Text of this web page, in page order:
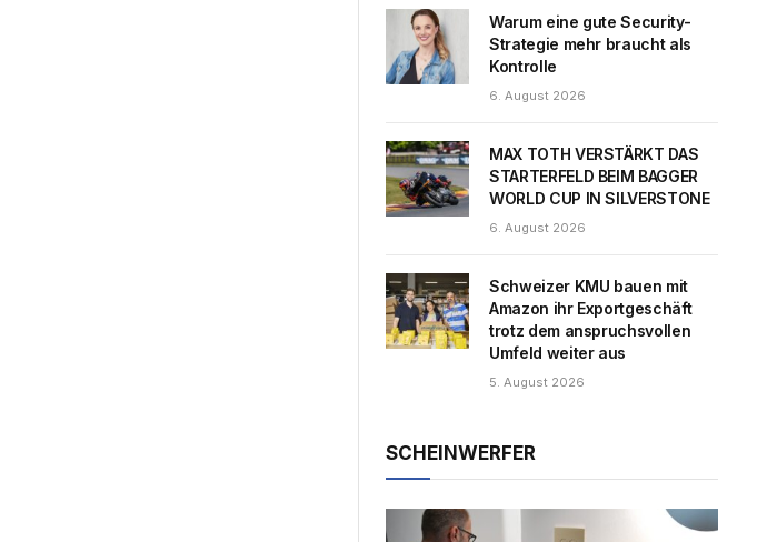
Warum eine gute Security-
Strategie mehr braucht als
Kontrolle
6. August 2026
MAX TOTH VERSTÄRKT DAS
STARTERFELD BEIM BAGGER
WORLD CUP IN SILVERSTONE
6. August 2026
Schweizer KMU bauen mit
Amazon ihr Exportgeschäft
trotz dem anspruchsvollen
Umfeld weiter aus
5. August 2026
SCHEINWERFER